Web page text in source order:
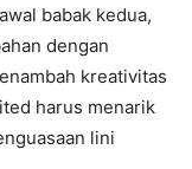
babak kedua,
dengan
kreativitas
harus menarik
lini